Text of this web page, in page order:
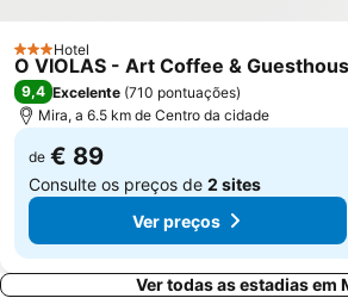
Praia Fluvial do Reconquinho
Lagoa
Convento Santa Cruz do Buçaco
Praia
Casino Oceano
de Estarreja
3 Estrelas
Hotel
O VIOLAS - Art Coffee &
9,4 Excelente (710 pontuações)
Mira, a 6.5 km de Centro da cidade
de € 89
Consulte os preços de 2 sites
Ver preços
Ver todas as estadias em